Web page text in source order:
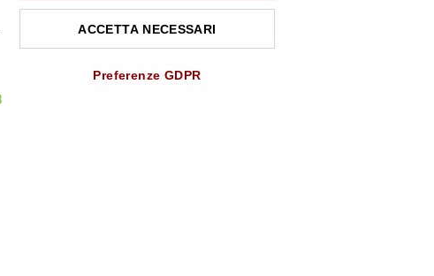
SEGUICI SU
ACCETTA NECESSARI
Preferenze GDPR